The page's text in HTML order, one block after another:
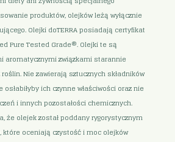
produktów, olejków leżą wyłącznie
Olejki doTERRA posiadają certyfikat
Pure Tested Grade®. Olejki te są
aromatycznymi związkami starannie
Nie zawierają sztucznych składników
osłabiłyby ich czynne właściwości oraz nie
i innych pozostałości chemicznych.
że olejek został poddany rygorystycznym
oceniają czystość i moc olejków